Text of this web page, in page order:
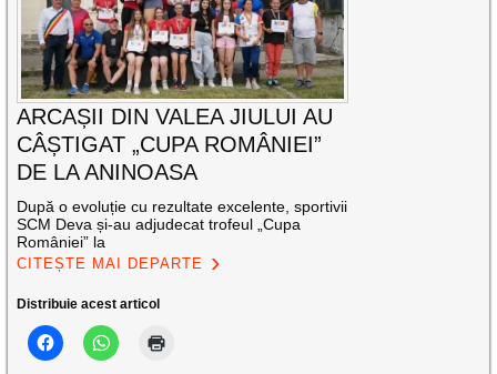
ARCAȘII DIN VALEA JIULUI AU
CÂȘTIGAT „CUPA ROMÂNIEI”
DE LA ANINOASA
După o evoluție cu rezultate excelente, sportivii
SCM Deva și-au adjudecat trofeul „Cupa
României” la
CITEȘTE MAI DEPARTE
Distribuie acest articol